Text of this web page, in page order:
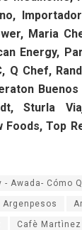
Maria
Energy,
Chef,
Sturla
Top
- Awada- Cómo
Argenpesos
Cafè Martìnez